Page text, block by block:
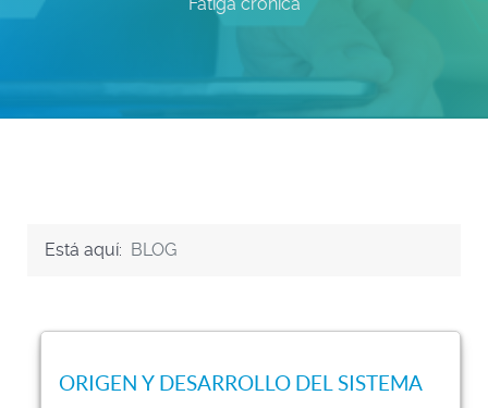
Está aquí: BLOG
ORIGEN Y DESARROLLO DEL SISTEMA